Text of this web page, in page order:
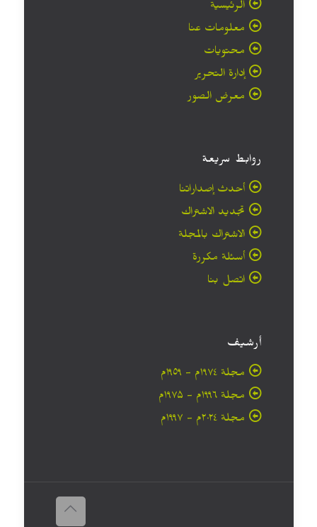
الرئيسية
معلومات عنا
محتويات
إدارة التحرير
معرض الصور
روابط سريعة
أحدث إصداراتنا
تجديد الاشتراك
الاشتراك بالمجلة
أسئلة مكررة
اتصل بنا
أرشيف
مجلة ۱۹۷٤م - ١٩٥٩م
مجلة ۱۹۹٦م - ۱۹۷۵م
مجلة ۲۰۲٤م - ۱۹۹۷م